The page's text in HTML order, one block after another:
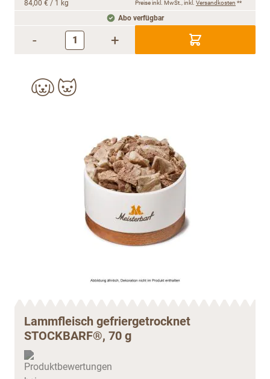
84,00 € / 1 kg Preise inkl. MwSt., inkl. Versandkosten **
Abo verfügbar
- +
Lammfleisch gefriergetrocknet
STOCKBARF®, 70 g